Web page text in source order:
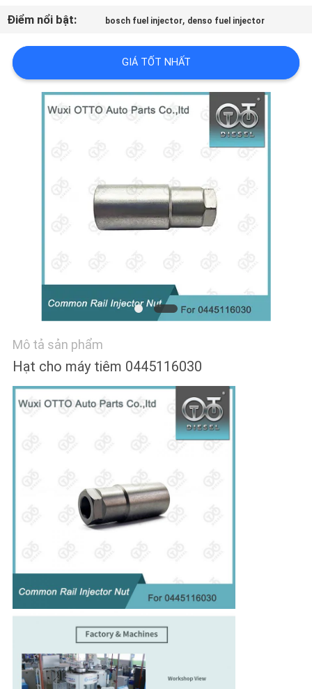
KIỂM
SOÁT
CHẤT
LƯỢNG
CÁC
TRƯỜNG
HỢP
POLICY
Điểm nổi bật: bosch fuel injector, denso fuel injector
GIÁ TỐT NHẤT
Mô tả sản phẩm
Hạt cho máy tiêm 0445116030